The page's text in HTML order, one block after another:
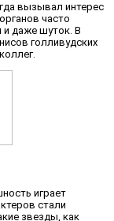
вызывал интерес
часто
и даже шуток. В
голливудских
играет
стали
звезды, как